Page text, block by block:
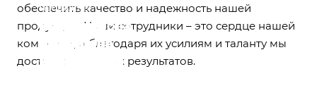
обеспечить качество и надежность нашей
продукции. Наши сотрудники – это сердце нашей
компании, и благодаря их усилиям и таланту мы
достигаем высоких результатов.
продаж
Андреев
Станислав
Сергеевич
специалист
Колесникова
Екатерина
Сергеевна
продаж
Старков
Андрей
Алексеевич
продаж
Фадеев
Вячеслав
Григорьевич
продаж
Корсаков
Андрей
Игоревич
менеджер
Исакован
Юлия
Викторовна
продаж
Очкин
Максим
Викторович